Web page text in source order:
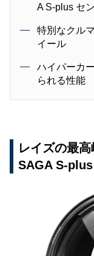
A S-plus セ
特別なクル
イール
ハイパーカ
られる性能
レイズの最
SAGA S-plus